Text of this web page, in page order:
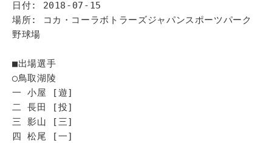
日付: 2018-07-15
場所: コカ・コーラボトラーズジャパンスポーツパーク
野球場
■出場選手
◯鳥取湖陵
一 小屋 [遊]
二 長田 [投]
三 影山 [三]
四 松尾 [一]